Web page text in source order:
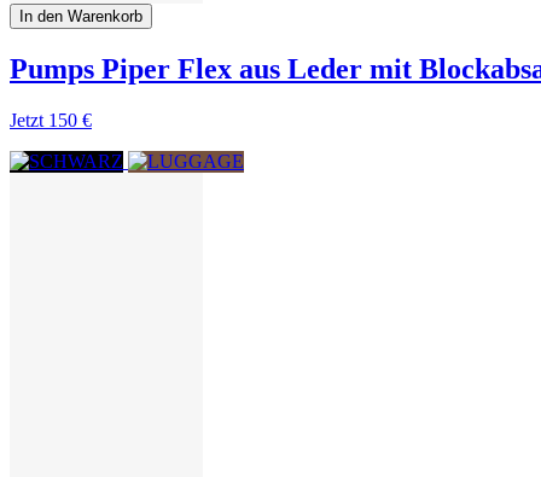
In den Warenkorb
Pumps Piper Flex aus Leder mit
Jetzt 150 €